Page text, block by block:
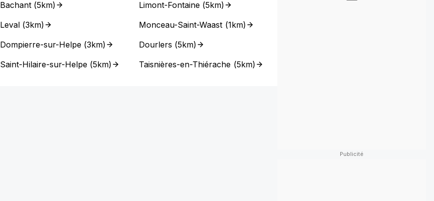
Bachant (5km)
Leval (3km)
Dompierre-sur-Helpe (3km)
Saint-Hilaire-sur-Helpe (5km)
Limont-Fontaine(5km)
Monceau-Saint-Waast (1km)
Dourlers (5km)
Taisnières-en-Thiérache (5km)